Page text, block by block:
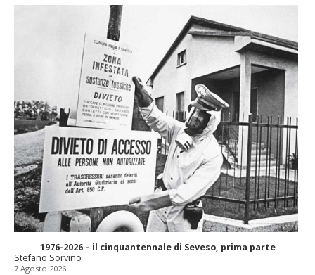
1976-2026 – il cinquantennale di Seveso, prima parte
Stefano Sorvino
7 Agosto 2026